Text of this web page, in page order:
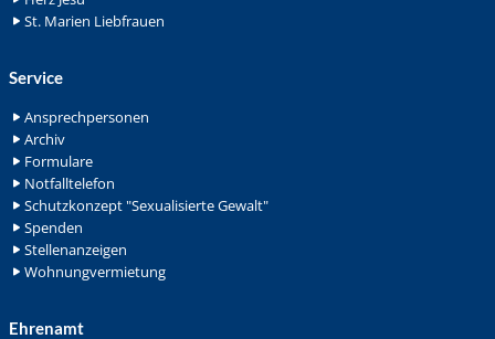
St. Marien Liebfrauen
Service
Ansprechpersonen
Archiv
Formulare
Notfalltelefon
Schutzkonzept "Sexualisierte Gewalt"
Spenden
Stellenanzeigen
Wohnungvermietung
Ehrenamt